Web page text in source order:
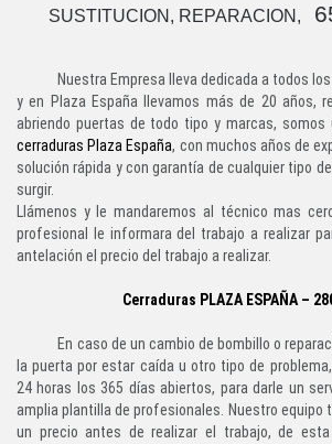
SUSTITUCION, REPARACION,
Nuestra Empresa lleva dedicada a todos los
y en Plaza España llevamos más de 20 años,
abriendo puertas de todo tipo y marcas, somos
cerraduras Plaza España, con muchos años de
solución rápida y con garantía de cualquier tipo
surgir.
Llámenos y le mandaremos al técnico mas
profesional le informara del trabajo a realizar
antelación el precio del trabajo a realizar.
Cerraduras PLAZA ESPAÑA –
En caso de un cambio de bombillo o
la puerta por estar caída u otro tipo de
24 horas los 365 días abiertos, para darle un
amplia plantilla de profesionales. Nuestro equipo
un precio antes de realizar el trabajo, de